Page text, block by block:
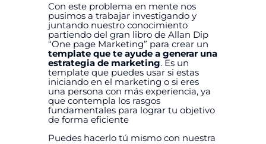
Con este problema en mente nos
pusimos a trabajar investigando y
juntando nuestro conocimiento
partiendo del gran libro de Allan Dip
“One page Marketing” para crear un
template que te ayude a generar una
estrategia de marketing. Es un
template que puedes usar si estas
iniciando en el marketing o si eres
una persona con más experiencia, ya
que contempla los rasgos
fundamentales para lograr tu objetivo
de forma eficiente
Puedes hacerlo tú mismo con nuestra